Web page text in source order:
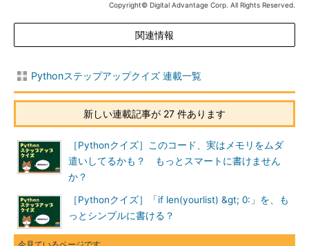
Copyright© Digital Advantage Corp. All Rights Reserved.
関連情報
Pythonステップアップクイズ 連載一覧
新しい連載記事が 27 件あります
［Pythonクイズ］このコード、実はメモリをムダ
遣いしてるかも？ もっとスマートに書けません
か？
［Pythonクイズ］「if len(yourlist) &gt; 0:」を、も
っとシンプルに書ける？